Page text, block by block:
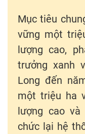
Mục tiêu
vững một
lượng cao,
trưởng xanh
Long đến
một triệu ha
lượng cao
chức lại hệ